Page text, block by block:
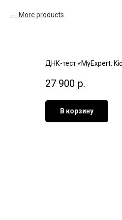
More products
ДНК-тест «MyExpert.
27 900 р.
В корзину